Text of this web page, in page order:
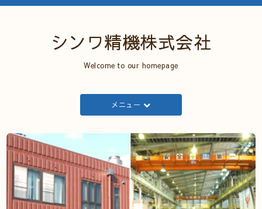
シンワ精機株式会社
Welcome to our homepage
メニュー